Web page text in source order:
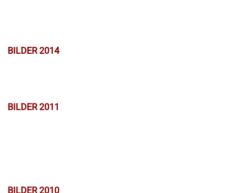
BILDER 2014
BILDER 2011
BILDER 2010